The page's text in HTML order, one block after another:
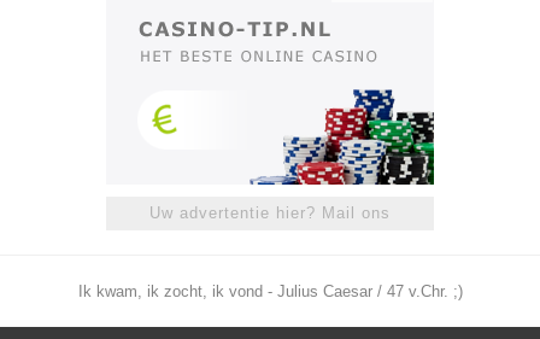
Uw advertentie hier? Mail ons
Ik kwam, ik zocht, ik vond - Julius Caesar / 47 v.Chr. ;)